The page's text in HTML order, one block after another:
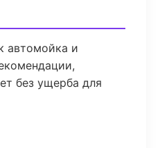
автомойка и
без ущерба для